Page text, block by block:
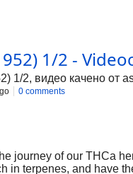
1/2 -
1/2, видео качено от
0 comments
journey of our THCa
in terpenes, and have